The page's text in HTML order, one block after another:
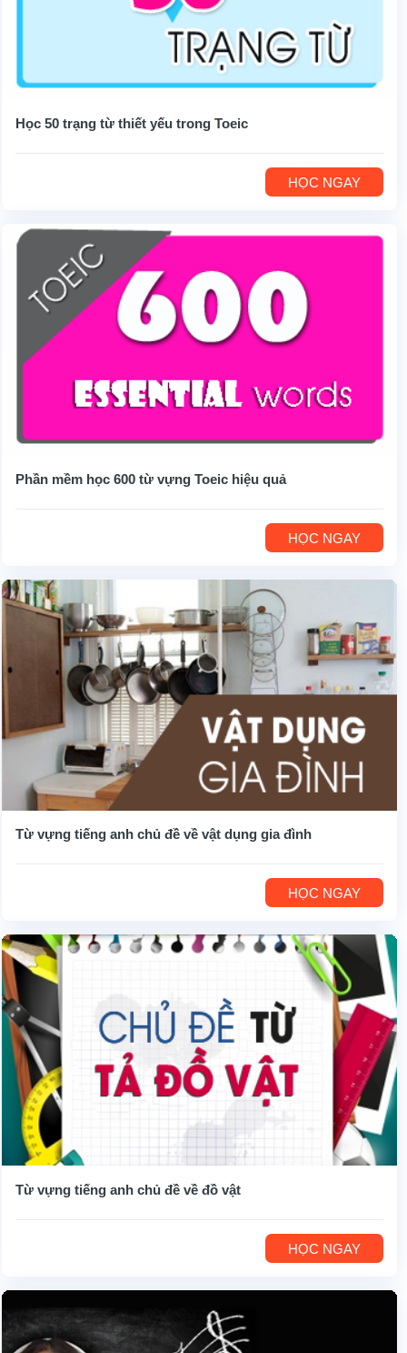
Học 50 trạng từ thiết yếu trong Toeic
HỌC NGAY
Phần mềm học 600 từ vựng Toeic hiệu quả
HỌC NGAY
Từ vựng tiếng anh chủ đề về vật dụng gia đình
HỌC NGAY
Từ vựng tiếng anh chủ đề về đồ vật
HỌC NGAY